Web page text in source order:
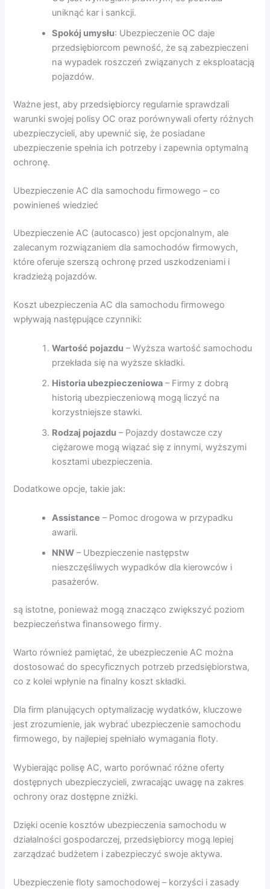
uniknąć kar i sankcji.
Spokój umysłu: Ubezpieczenie OC daje
przedsiębiorcom pewność, że są zabezpieczeni
na wypadek roszczeń związanych z eksploatacją
pojazdów.
Ważne jest, aby przedsiębiorcy regularnie sprawdzali
warunki swojej polisy OC oraz porównywali oferty różnych
ubezpieczycieli, aby upewnić się, że posiadane
ubezpieczenie spełnia ich potrzeby i zapewnia optymalną
ochronę.
Ubezpieczenie AC dla samochodu firmowego – co
powinieneś wiedzieć
Ubezpieczenie AC (autocasco) jest opcjonalnym, ale
zalecanym rozwiązaniem dla samochodów firmowych,
które oferuje szerszą ochronę przed uszkodzeniami i
kradzieżą pojazdów.
Koszt ubezpieczenia AC dla samochodu firmowego
wpływają następujące czynniki:
Wartość pojazdu – Wyższa wartość samochodu
przekłada się na wyższe składki.
Historia ubezpieczeniowa – Firmy z dobrą
historią ubezpieczeniową mogą liczyć na
korzystniejsze stawki.
Rodzaj pojazdu – Pojazdy dostawcze czy
ciężarowe mogą wiązać się z innymi, wyższymi
kosztami ubezpieczenia.
Dodatkowe opcje, takie jak:
Assistance – Pomoc drogowa w przypadku
awarii.
NNW – Ubezpieczenie następstw
nieszczęśliwych wypadków dla kierowców i
pasażerów.
są istotne, ponieważ mogą znacząco zwiększyć poziom
bezpieczeństwa finansowego firmy.
Warto również pamiętać, że ubezpieczenie AC można
dostosować do specyficznych potrzeb przedsiębiorstwa,
co z kolei wpłynie na finalny koszt składki.
Dla firm planujących optymalizację wydatków, kluczowe
jest zrozumienie, jak wybrać ubezpieczenie samochodu
firmowego, by najlepiej spełniało wymagania floty.
Wybierając polisę AC, warto porównać różne oferty
dostępnych ubezpieczycieli, zwracając uwagę na zakres
ochrony oraz dostępne zniżki.
Dzięki ocenie kosztów ubezpieczenia samochodu w
działalności gospodarczej, przedsiębiorcy mogą lepiej
zarządzać budżetem i zabezpieczyć swoje aktywa.
Ubezpieczenie floty samochodowej – korzyści i zasady